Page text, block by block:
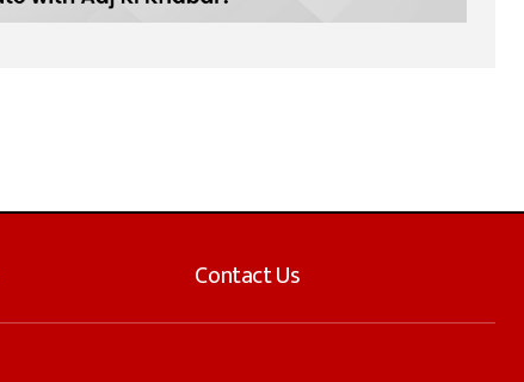
Contact Us